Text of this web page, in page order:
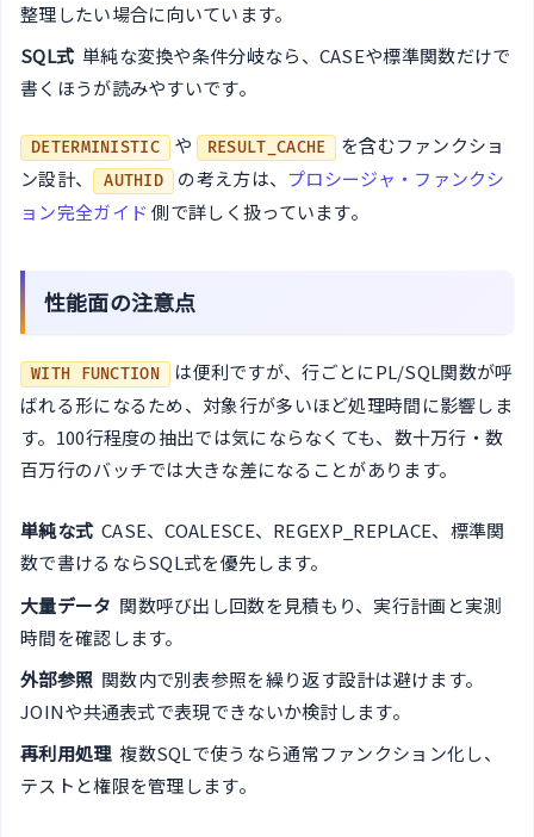
整理したい場合に向いています。
SQL式 単純な変換や条件分岐なら、CASEや標準関数だけで
書くほうが読みやすいです。
DETERMINISTIC や RESULT_CACHE
を含むファンクショ
ン設計、 AUTHID の考え方は、 プロシージャ・ファンクシ
ョン完全ガイド 側で詳しく扱っています。
性能面の注意点
WITH FUNCTION は便利ですが、行ごとにPL/SQL関数が呼
ばれる形になるため、対象行が多いほど処理時間に影響しま
す。100行程度の抽出では気にならなくても、数十万行・数
百万行のバッチでは大きな差になることがあります。
単純な式 CASE、COALESCE、REGEXP_REPLACE、標準関
数で書けるならSQL式を優先します。
大量データ 関数呼び出し回数を見積もり、実行計画と実測
時間を確認します。
外部参照 関数内で別表参照を繰り返す設計は避けます。
JOINや共通表式で表現できないか検討します。
再利用処理 複数SQLで使うなら通常ファンクション化し、
テストと権限を管理します。